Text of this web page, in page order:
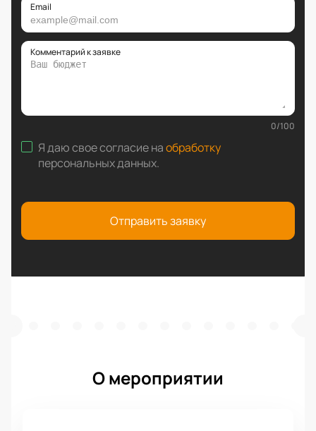
Email
Комментарий к заявке
0/100
Я даю свое согласие наобработку
персональных данных.
Отправить заявку
О мероприятии